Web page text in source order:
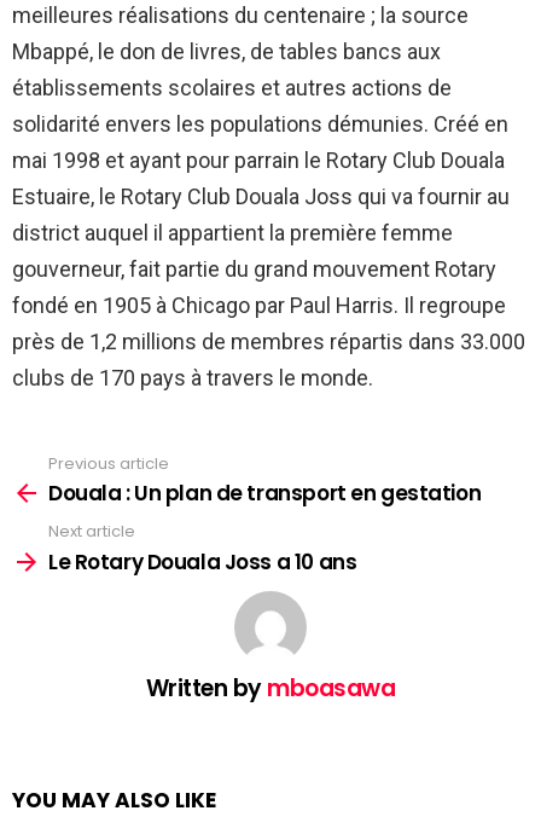
meilleures réalisations du centenaire ; la source
Mbappé, le don de livres, de tables bancs aux
établissements scolaires et autres actions de
solidarité envers les populations démunies. Créé en
mai 1998 et ayant pour parrain le Rotary Club Douala
Estuaire, le Rotary Club Douala Joss qui va fournir au
district auquel il appartient la première femme
gouverneur, fait partie du grand mouvement Rotary
fondé en 1905 à Chicago par Paul Harris. Il regroupe
près de 1,2 millions de membres répartis dans 33.000
clubs de 170 pays à travers le monde.
more
Previous article
Douala : Un plan de transport en gestation
Next article
Le Rotary Douala Joss a 10 ans
Written bymboasawa
YOU MAY ALSO LIKE